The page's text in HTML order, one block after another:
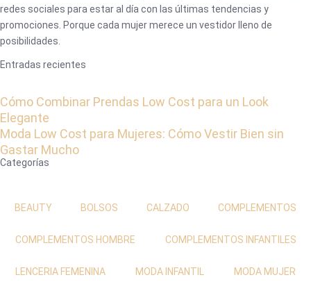
redes sociales para estar al día con las últimas tendencias y
promociones. Porque cada mujer merece un vestidor lleno de
posibilidades.
Entradas recientes
Cómo Combinar Prendas Low Cost para un Look
Elegante
Moda Low Cost para Mujeres: Cómo Vestir Bien sin
Gastar Mucho
Categorías
BEAUTY BOLSOS CALZADO COMPLEMENTOS
COMPLEMENTOS HOMBRE COMPLEMENTOS INFANTILES
LENCERIA FEMENINA MODA INFANTIL MODA MUJER